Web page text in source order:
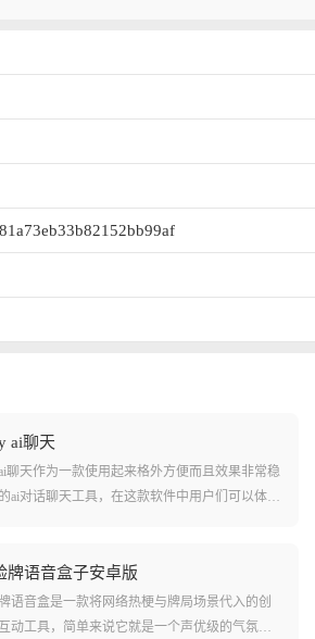
ai聊天
聊天作为一款使用起来格外方便而且效果非常稳
ai对话聊天工具，在这款软件中用户们可以体验
app上和角色的对话记录和角色卡等设定。让您
件之间迁移没有任何难度！软件中还可以让用
到许多不同的对话内容，感受和角色的深度互
牌语音盒子安卓版
语音盒是一款将网络热梗与牌局场景代入的创
动工具，简单来说它就是一个声优级的气氛组